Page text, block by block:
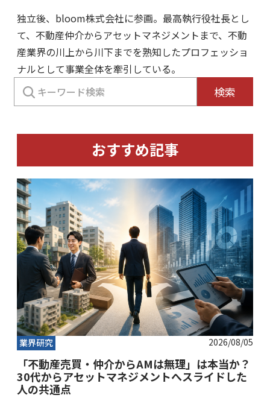
独立後、bloom株式会社に参画。最高執行役社長とし
て、不動産仲介からアセットマネジメントまで、不動
産業界の川上から川下までを熟知したプロフェッショ
ナルとして事業全体を牽引している。
索:
検索
おすすめ記事
業界研究 2026/08/05
「不動産売買・仲介からAMは無理」は本当か？
30代からアセットマネジメントへスライドした
人の共通点